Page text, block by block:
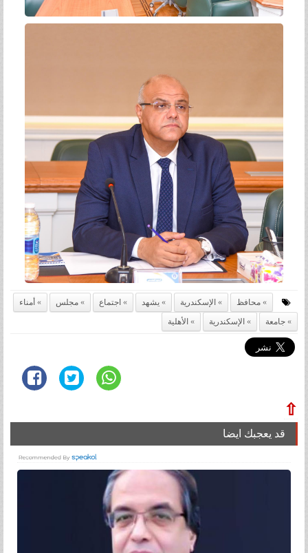
محافظ الإسكندرية يشهد اجتماع مجلس
أمناء
جامعة
الإسكندرية الأهلية
⇧
قد يعجبك ايضا